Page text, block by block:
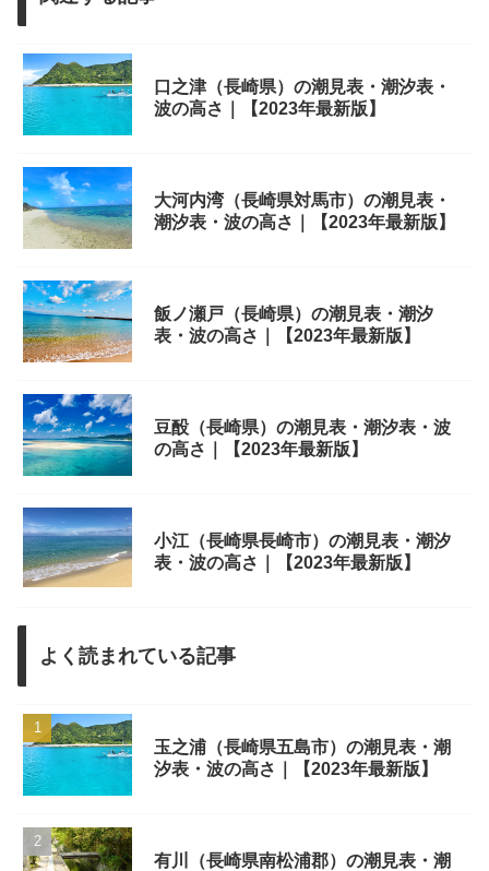
口之津（長崎県）の潮見表・潮汐表・
波の高さ｜【2023年最新版】
大河内湾（長崎県対馬市）の潮見表・
潮汐表・波の高さ｜【2023年最新版】
飯ノ瀬戸（長崎県）の潮見表・潮汐
表・波の高さ｜【2023年最新版】
豆酘（長崎県）の潮見表・潮汐表・波
の高さ｜【2023年最新版】
小江（長崎県長崎市）の潮見表・潮汐
表・波の高さ｜【2023年最新版】
よく読まれている記事
玉之浦（長崎県五島市）の潮見表・潮
汐表・波の高さ｜【2023年最新版】
有川（長崎県南松浦郡）の潮見表・潮